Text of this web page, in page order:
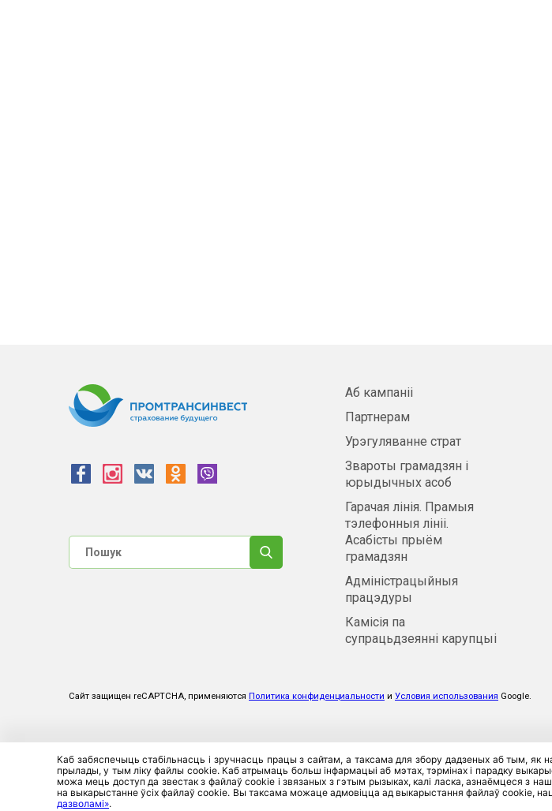
Аб кампаніі
Партнерам
Урэгуляванне страт
Звароты грамадзян і
юрыдычных асоб
Гарачая лінія. Прамыя
тэлефонныя лініі.
Асабісты прыём
грамадзян
Адміністрацыйныя
працэдуры
Камісія па
супрацьдзеянні карупцыі
Сайт защищен reCAPTCHA, применяются Политика конфиденциальности и Условия использования Google.
Каб забяспечыць стабільнасць і зручнасць працы з сайтам, а таксама для збору дадзеных аб тым,
прылады, у тым ліку файлы cookie. Каб атрымаць больш інфармацыі аб мэтах, тэрмінах і парадку
можа мець доступ да звестак з файлаў cookie і звязаных з гэтым рызыках, калі ласка, азнаёмцеся з
на выкарыстанне ўсіх файлаў cookie. Вы таксама можаце адмовіцца ад выкарыстання файлаў cookie,
дазволамі».